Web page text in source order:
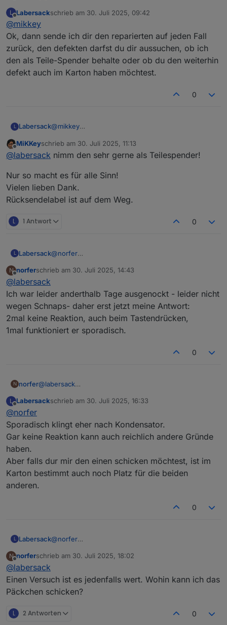
mein System.
Ich hatte drei Stück als funktionierend gekauft. Zwei
davon sind jetzt bei dir….
Der dritte funktioniert in meinem Testaufbau… auch
L
Offline
Labersackschrieb am 30. Juli 2025, 09:42
zuletzt editiert von
@mikkey
Ok, dann sende ich dir den reparierten auf jeden Fall
zurück, den defekten darfst du dir aussuchen, ob ich
den als Teile-Spender behalte oder ob du den weiterhin
defekt auch im Karton haben möchtest.
0
L Labersack@mikkey
Fall zurück, den defekten darfst du dir aussuchen,
ob ich den als Teile-Spender behalte oder ob du
möchtest.
Offline
MiKKeyschrieb am 30. Juli 2025, 11:13
zuletzt editiert von
@labersack nimm den sehr gerne als Teilespender!
Nur so macht es für alle Sinn!
Vielen lieben Dank.
Rücksendelabel ist auf dem Weg.
L 1 Antwort 0
L Labersack@norfer
N
Offline
norferschrieb am 30. Juli 2025, 14:43
zuletzt editiert von
@labersack
Ich war leider anderthalb Tage ausgenockt - leider nicht
wegen Schnaps- daher erst jetzt meine Antwort:
2mal keine Reaktion, auch beim Tastendrücken,
1mal funktioniert er sporadisch.
0
N norfer@labersack
wegen Schnaps- daher erst jetzt meine Antwort:
1mal funktioniert er sporadisch.
L
Offline
Labersackschrieb am 30. Juli 2025, 16:33
zuletzt editiert von
@norfer
Sporadisch klingt eher nach Kondensator.
Gar keine Reaktion kann auch reichlich andere Gründe
haben.
Aber falls dur mir den einen schicken möchtest, ist im
Karton bestimmt auch noch Platz für die beiden
anderen.
0
L Labersack@norfer
Gar keine Reaktion kann auch reichlich andere
Aber falls dur mir den einen schicken möchtest, ist
im Karton bestimmt auch noch Platz für die beiden
anderen.
N
Offline
norferschrieb am 30. Juli 2025, 18:02
zuletzt editiert von
@labersack
Einen Versuch ist es jedenfalls wert. Wohin kann ich das
Päckchen schicken?
L 2 Antworten 0